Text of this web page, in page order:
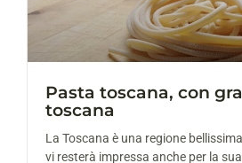
Pasta toscana, con
toscana
La Toscana è una regione
vi resterà impressa anche per la